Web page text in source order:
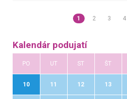
1 2 3 4
Kalendár podujatí
PO UT ST ŠT
10 11 12 13